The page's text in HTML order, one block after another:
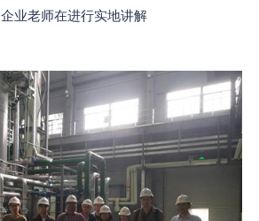
企业老师在进行实地讲解